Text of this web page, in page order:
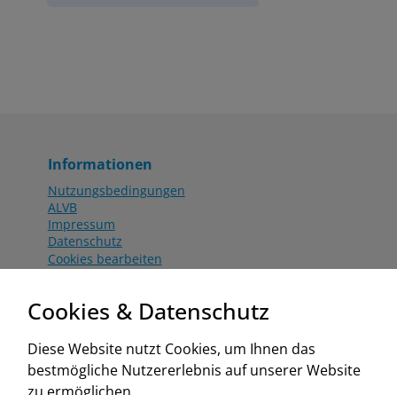
Informationen
Nutzungsbedingungen
ALVB
Impressum
Datenschutz
Cookies bearbeiten
Aktionsbedingungen
www.worahnik.at
Zentrale Köttlach
Cookies & Datenschutz
Diese Website nutzt Cookies, um Ihnen das
bestmögliche Nutzererlebnis auf unserer Website